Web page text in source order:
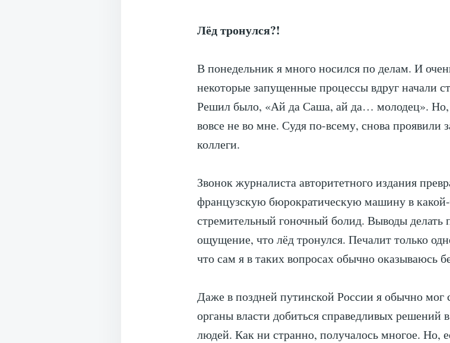
Лёд тронулся?!
В понедельник я много носился по делам. И
некоторые запущенные процессы вдруг начали
Решил было, «Ай да Саша, ай да… молодец». Но,
вовсе не во мне. Судя по-всему, снова проявили
коллеги.
Звонок журналиста авторитетного издания
французскую бюрократическую машину в какой-
стремительный гоночный болид. Выводы делать
ощущение, что лёд тронулся. Печалит только
что сам я в таких вопросах обычно оказываюсь
Даже в поздней путинской России я обычно
органы власти добиться справедливых решений
людей. Как ни странно, получалось многое. Но,